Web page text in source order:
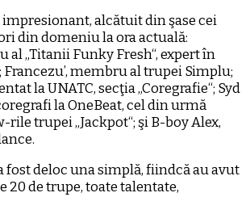
alcătuit din şase cei
din domeniu la ora actuală:
al „Titanii Funky Fresh“, expert în
Francezu’, membru al trupei Simplu;
la UNATC, secţia „Coregrafie“; Syd
la OneBeat, cel din urmă
trupei „Jackpot“; şi B-boy Alex,
fost deloc una simplă, fiindcă au avut
20 de trupe, toate talentate,